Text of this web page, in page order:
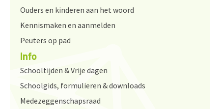
Ouders en kinderen aan het woord
Kennismaken en aanmelden
Peuters op pad
Info
Schooltijden & Vrije dagen
Schoolgids, formulieren & downloads
Medezeggenschapsraad